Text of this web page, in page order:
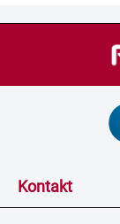
Kontakt